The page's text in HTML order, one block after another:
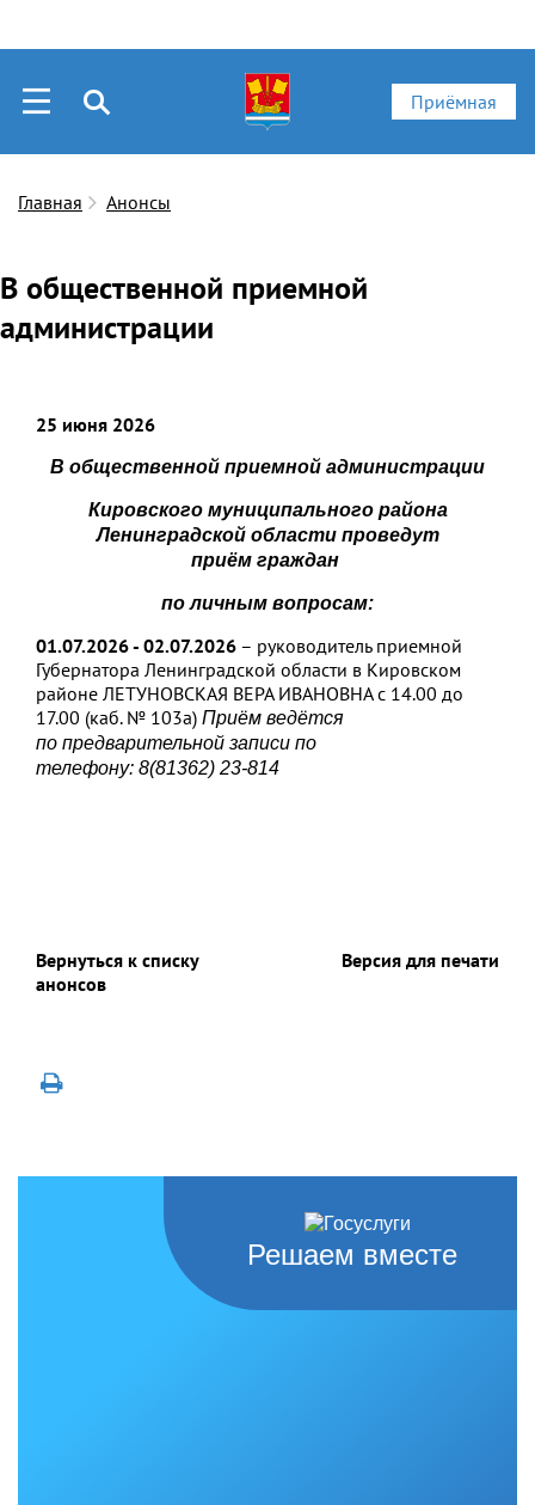
Приёмная
Главная Анонсы
В общественной приемной
администрации
25 июня 2026
В общественной приемной администрации
Кировского муниципального района
Ленинградской области проведут
приём граждан
по личным вопросам:
01.07.2026- 02.07.2026 – руководитель приемной
Губернатора Ленинградской области в Кировском
районе ЛЕТУНОВСКАЯ ВЕРА ИВАНОВНА с 14.00 до
17.00 (каб. № 103а) Приём ведётся
по предварительной записи по
телефону: 8(81362) 23-814
Вернуться к списку
анонсов
Версия для печати
Решаем вместе